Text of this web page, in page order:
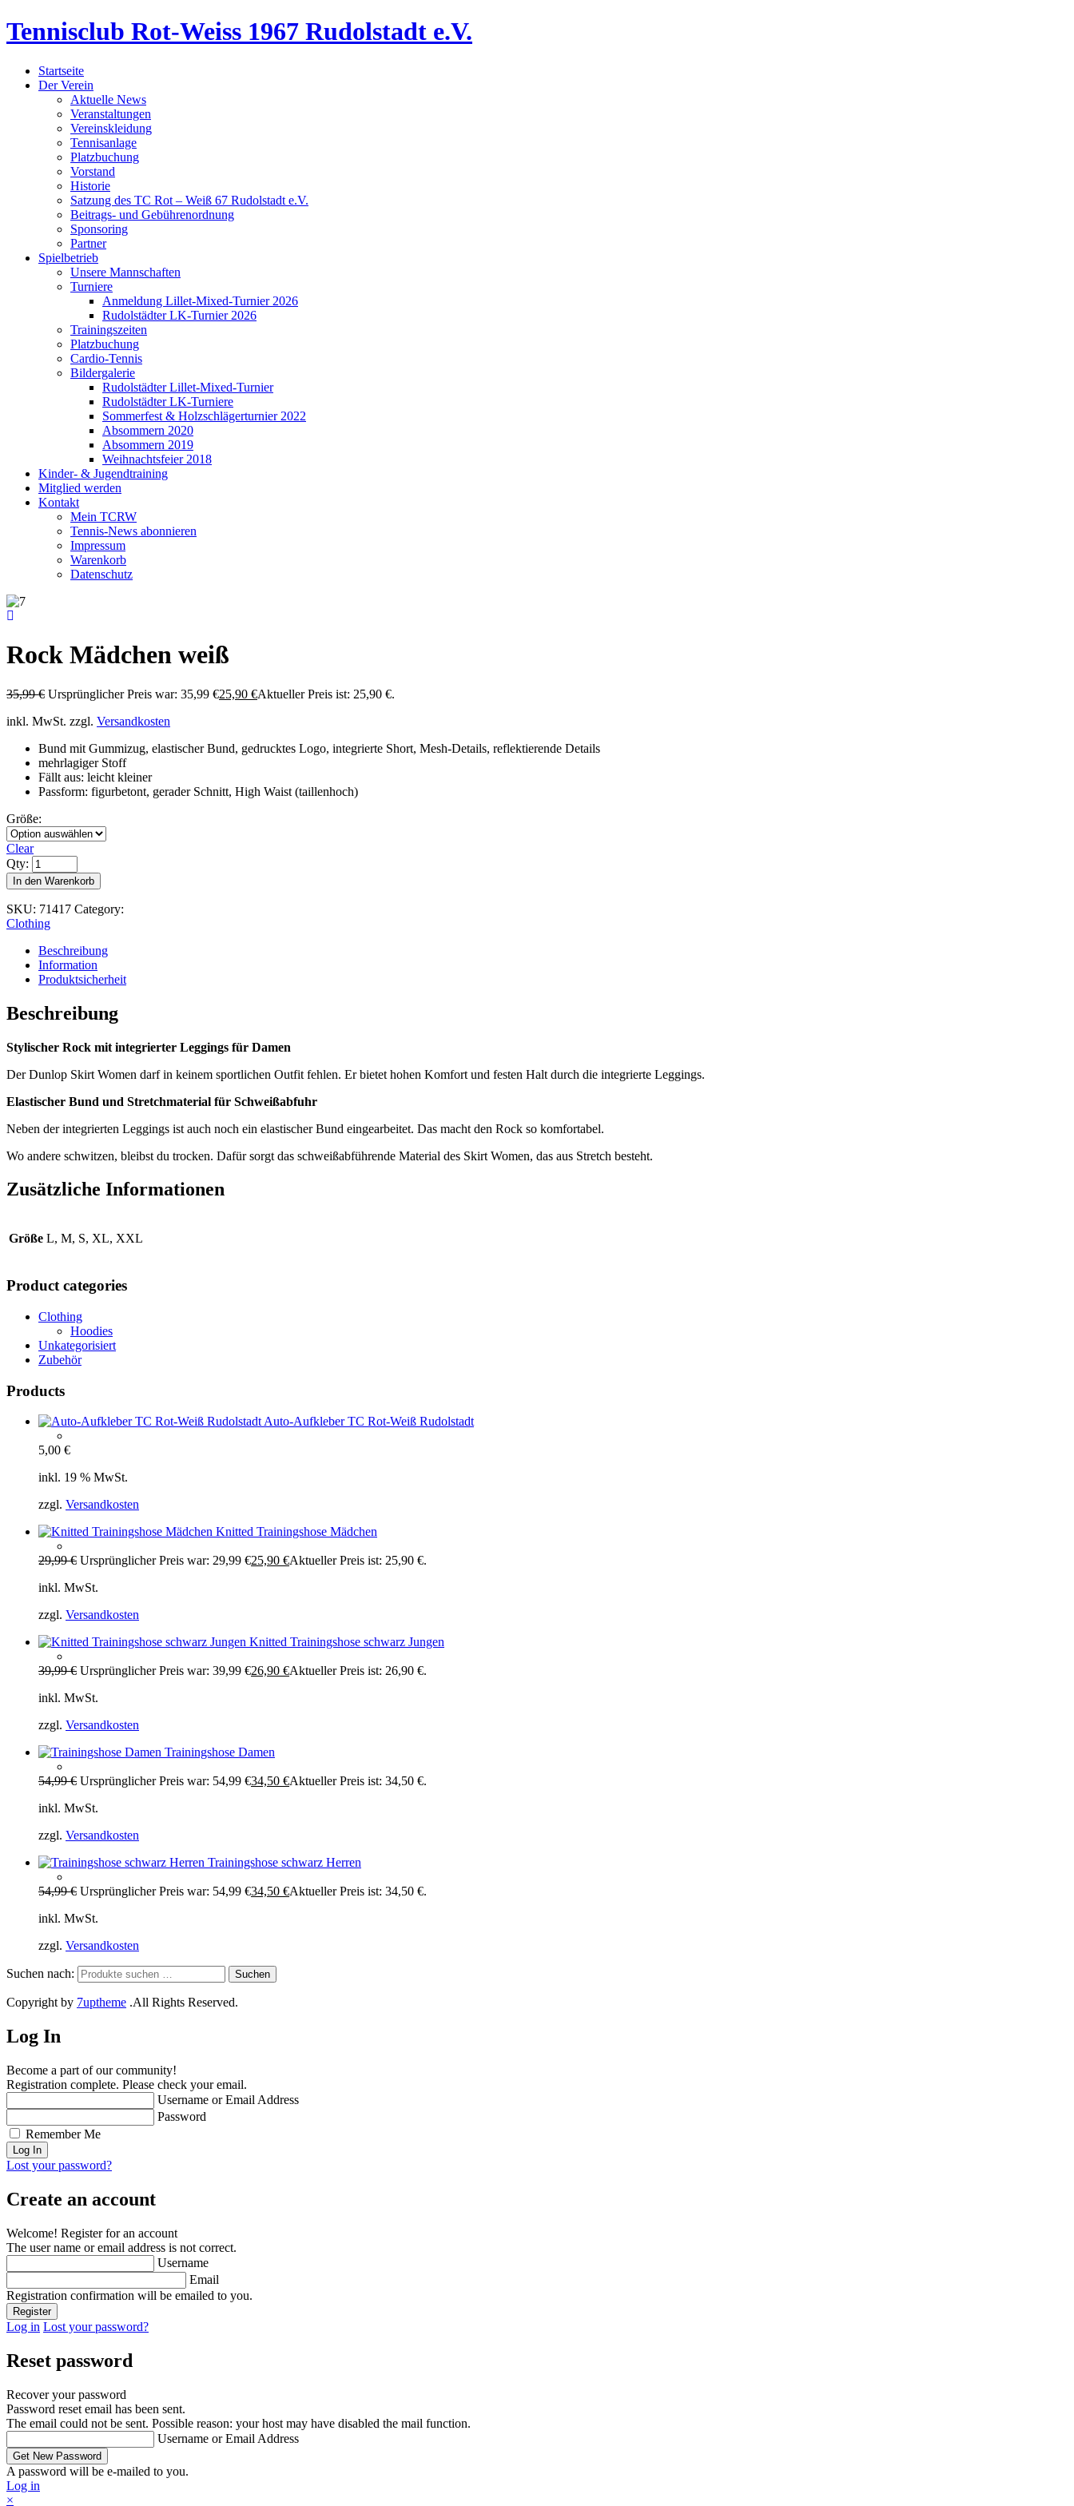
Tennisclub Rot-Weiss 1967 Rudolstadt e.V.
Startseite
Der Verein
Aktuelle News
Veranstaltungen
Vereinskleidung
Tennisanlage
Platzbuchung
Vorstand
Historie
Satzung des TC Rot – Weiß 67 Rudolstadt e.V.
Beitrags- und Gebührenordnung
Sponsoring
Partner
Spielbetrieb
Unsere Mannschaften
Turniere
Anmeldung Lillet-Mixed-Turnier 2026
Rudolstädter LK-Turnier 2026
Trainingszeiten
Platzbuchung
Cardio-Tennis
Bildergalerie
Rudolstädter Lillet-Mixed-Turnier
Rudolstädter LK-Turniere
Sommerfest & Holzschlägerturnier 2022
Absommern 2020
Absommern 2019
Weihnachtsfeier 2018
Kinder- & Jugendtraining
Mitglied werden
Kontakt
Mein TCRW
Tennis-News abonnieren
Impressum
Warenkorb
Datenschutz
Rock Mädchen weiß
35,99€ Ursprünglicher Preis war: 35,99 €25,90 €Aktueller Preis ist: 25,90 €.
inkl. MwSt. zzgl. Versandkosten
Bund mit Gummizug, elastischer Bund, gedrucktes Logo, integrierte Short, Mesh-Details, reflektierende Details
mehrlagiger Stoff
Fällt aus: leicht kleiner
Passform: figurbetont, gerader Schnitt, High Waist (taillenhoch)
Größe:
Clear
Qty:
In den Warenkorb
SKU: 71417 Category:
Clothing
Beschreibung
Information
Produktsicherheit
Beschreibung
Stylischer Rock mit integrierter Leggings für Damen
Der Dunlop Skirt Women darf in keinem sportlichen Outfit fehlen. Er bietet hohen Komfort und festen Halt durch die integrierte Leggings.
Elastischer Bund und Stretchmaterial für Schweißabfuhr
Neben der integrierten Leggings ist auch noch ein elastischer Bund eingearbeitet. Das macht den Rock so komfortabel.
Wo andere schwitzen, bleibst du trocken. Dafür sorgt das schweißabführende Material des Skirt Women, das aus Stretch besteht.
Zusätzliche Informationen
Größe L, M, S, XL, XXL
Product categories
Clothing
Hoodies
Unkategorisiert
Zubehör
Products
Auto-Aufkleber TC Rot-Weiß Rudolstadt
5,00 €
inkl. 19 % MwSt.
zzgl. Versandkosten
Knitted Trainingshose Mädchen
29,99€ Ursprünglicher Preis war: 29,99 €25,90 €Aktueller Preis ist: 25,90 €.
inkl. MwSt.
zzgl. Versandkosten
Knitted Trainingshose schwarz Jungen
39,99€ Ursprünglicher Preis war: 39,99 €26,90 €Aktueller Preis ist: 26,90 €.
inkl. MwSt.
zzgl. Versandkosten
Trainingshose Damen
54,99€ Ursprünglicher Preis war: 54,99 €34,50 €Aktueller Preis ist: 34,50 €.
inkl. MwSt.
zzgl. Versandkosten
Trainingshose schwarz Herren
54,99€ Ursprünglicher Preis war: 54,99 €34,50 €Aktueller Preis ist: 34,50 €.
inkl. MwSt.
zzgl. Versandkosten
Suchen nach: Suchen
Copyright by 7uptheme .All Rights Reserved.
Log In
Become a part of our community!
Registration complete. Please check your email.
Username or Email Address
Password
Remember Me
Lost your password?
Create an account
Welcome! Register for an account
The user name or email address is not correct.
Username
Email
Registration confirmation will be emailed to you.
Log in Lost your password?
Reset password
Recover your password
Password reset email has been sent.
The email could not be sent. Possible reason: your host may have disabled the mail function.
Username or Email Address
A password will be e-mailed to you.
Log in
×